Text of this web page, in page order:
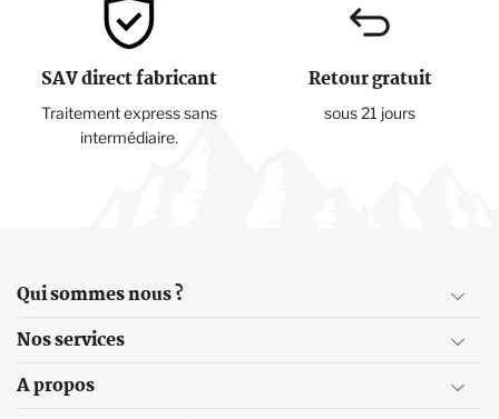
SAV direct fabricant
Traitement express sans
intermédiaire.
Retour gratuit
sous 21 jours
Qui sommes nous ?
Nos services
A propos